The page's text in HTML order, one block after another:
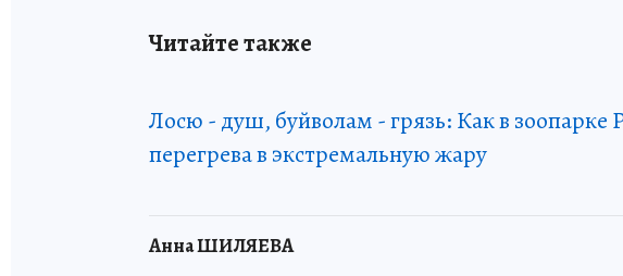
Читайте также
Лосю - душ, буйволам - грязь: Как в зоопарке
перегрева в экстремальную жару
Анна ШИЛЯЕВА